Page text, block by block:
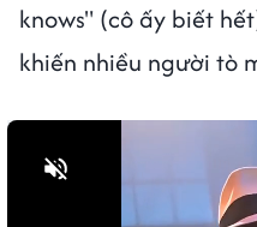
knows" (cô ấy biết
khiến nhiều người tò